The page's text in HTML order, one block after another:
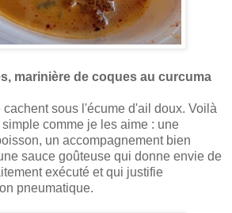
marinière de coques au curcuma
sous l'écume d'ail doux. Voilà
comme je les aime : une
un accompagnement bien
sauce goûteuse qui donne envie de
exécuté et qui justifie
pneumatique.